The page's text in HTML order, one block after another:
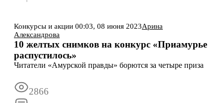
ИнформацияПодписка
Конкурсы и акции 00:03, 08 июня 2023Арина
Александрова
10 желтых снимков на конкурс «Приамурье
распустилось»
Читатели «Амурской правды» борются за четыре приза
2866